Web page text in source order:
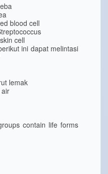
blood cell
cell
ini dapat melintasi
lemak
contain life forms